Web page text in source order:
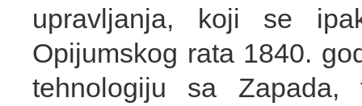
upravljanja, koji se
Opijumskog rata 1840.
tehnologiju sa Zapada,